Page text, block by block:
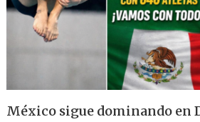
México sigue dominando en